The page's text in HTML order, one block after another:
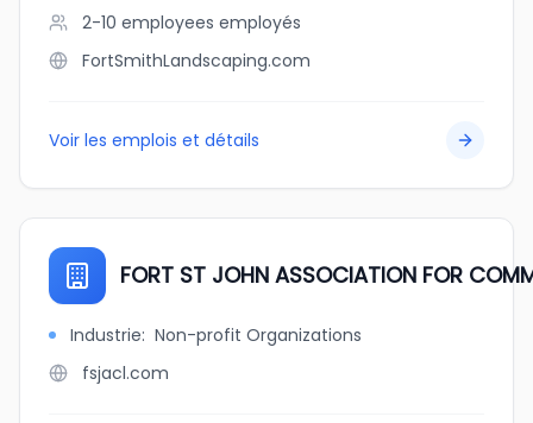
2-10 employees employés
FortSmithLandscaping.com
Voir les emplois et détails
FORT ST JOHN ASSOCIATION FOR
Industrie: Non-profit Organizations
fsjacl.com